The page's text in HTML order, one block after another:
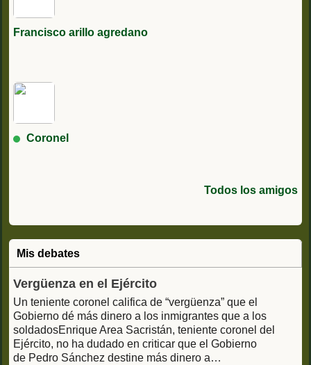
Francisco arillo agredano
Coronel
Todos los amigos
Mis debates
Vergüenza en el Ejército
Un teniente coronel califica de “vergüenza” que el
Gobierno dé más dinero a los inmigrantes que a los
soldadosEnrique Area Sacristán, teniente coronel del
Ejército, no ha dudado en criticar que el Gobierno
de Pedro Sánchez destine más dinero a…